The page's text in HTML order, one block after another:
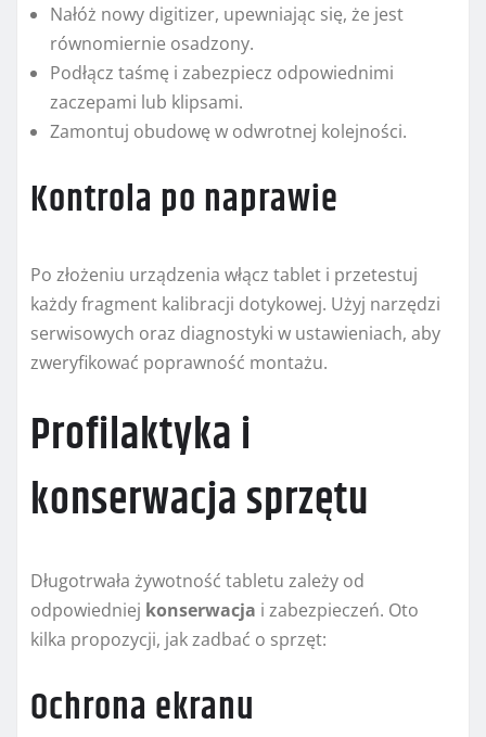
Nałóż nowy digitizer, upewniając się, że jest
równomiernie osadzony.
Podłącz taśmę i zabezpiecz odpowiednimi
zaczepami lub klipsami.
Zamontuj obudowę w odwrotnej kolejności.
Kontrola po naprawie
Po złożeniu urządzenia włącz tablet i przetestuj
każdy fragment kalibracji dotykowej. Użyj narzędzi
serwisowych oraz diagnostyki w ustawieniach, aby
zweryfikować poprawność montażu.
Profilaktyka i
konserwacja sprzętu
Długotrwała żywotność tabletu zależy od
odpowiedniej konserwacja i zabezpieczeń. Oto
kilka propozycji, jak zadbać o sprzęt:
Ochrona ekranu